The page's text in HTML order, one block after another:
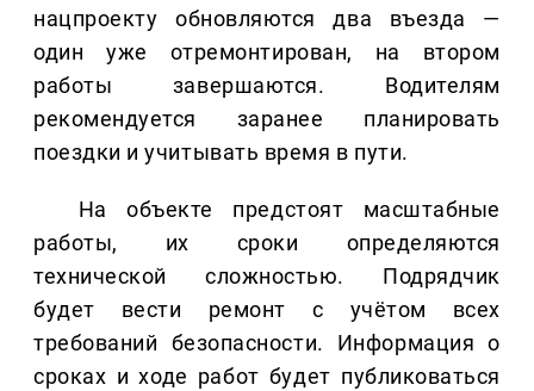
нацпроекту обновляются два въезда —
один уже отремонтирован, на втором
работы завершаются. Водителям
рекомендуется заранее планировать
поездки и учитывать время в пути.
На объекте предстоят масштабные
работы, их сроки определяются
технической сложностью. Подрядчик
будет вести ремонт с учётом всех
требований безопасности. Информация о
сроках и ходе работ будет публиковаться